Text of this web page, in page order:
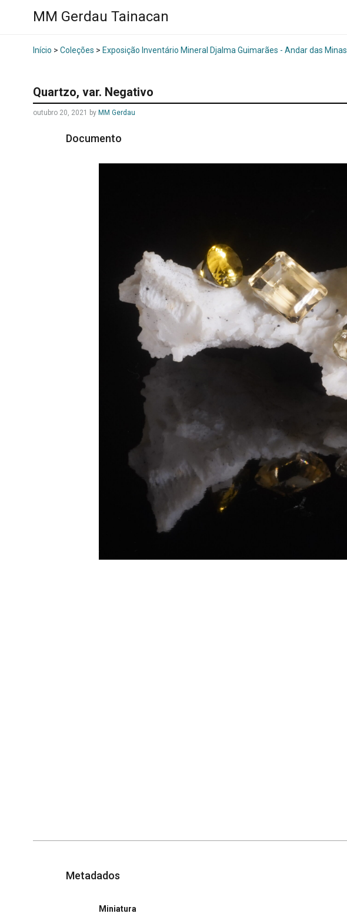
MM Gerdau Tainacan
Início > Coleções > Exposição Inventário Mineral Djalma Guimarães - Andar das Minas
Quartzo, var. Negativo
outubro 20, 2021 by MM Gerdau
Documento
Metadados
Miniatura